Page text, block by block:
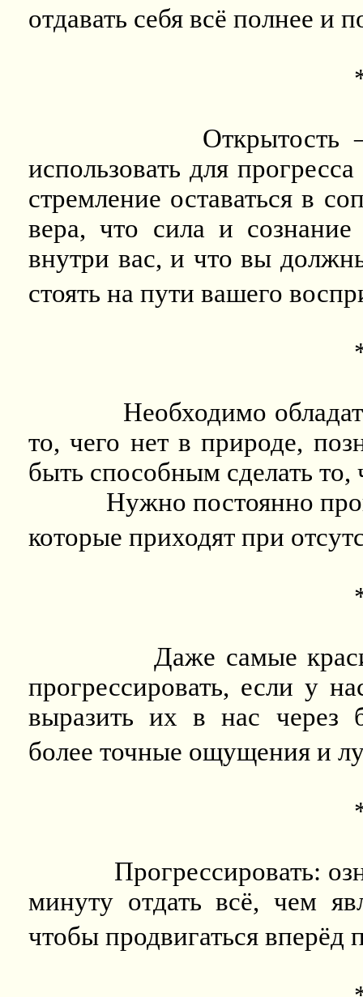
отдавать себя всё полнее и
Открытость
использовать для
стремление оставаться в
вера, что сила и
внутри вас, и что вы
стоять на пути вашего
Необходимо
то, чего нет в природе,
быть способным сделать то,
Нужно постоянно
которые приходят при
Даже самые
прогрессировать, если у
выразить их в нас через
более точные ощущения и
Прогрессировать:
минуту отдать всё, чем
чтобы продвигаться вперёд